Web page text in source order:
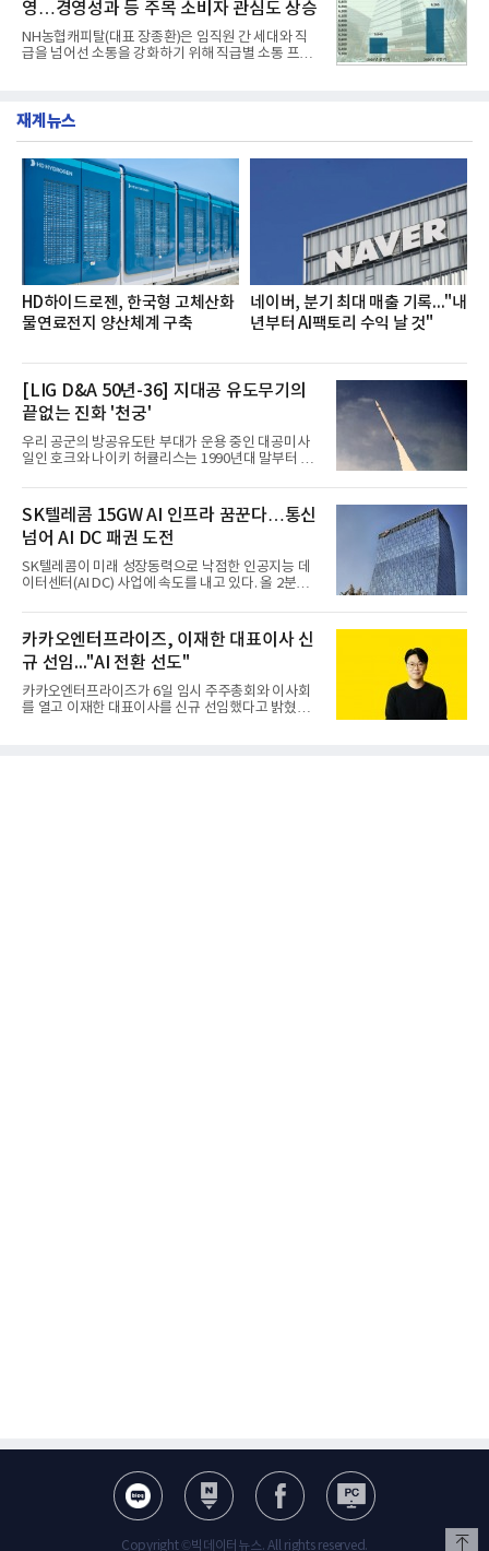
거두었다.이번 신제품은 개발진이 전국의 닭한마리
전문점을 직접 찾아 다니며 최적의 육수 비율을 완성
했다. 자극적이지 않으면서도 깊은 닭육수에 마늘의
개운한 풍미를 더했으며, 국물이 잘 배어들면서도 쫄
서도
영…경영성과 등 주목 소비자 관심도 상승
NH농협캐피탈(대표 장종환)은 임직원 간 세대와 직
급을 넘어선 소통을 강화하기 위해 직급별 소통 프로
영지원부 홍보팀과 2026년 새로이(e)＊가 공동 주관
쳐 진행됐다.참고로 새로이(e)는 NH농협캐피탈 MZ
세대들로(과장~계장) 구성된 자율 참여조직으로, 조
직문화 혁신과 업무 효율성 향상을 위한 다양한 활동
을 추진하며,새로운 변화와 이로운 영향력을 조직전
반에 전파하는 역할
재계뉴스
HD하이드로젠, 한국형 고체산화
물연료전지 양산체계 구축
네이버, 분기 최대 매출 기록..."내
년부터 AI팩토리 수익 날 것"
[LIG D&A 50년-36] 지대공 유도무기의
끝없는 진화 '천궁'
우리 공군의 방공유도탄 부대가 운용 중인 대공미사
일인 호크와 나이키 허큘리스는 1990년대 말부터 성
기존 미사일체계를 대체할 중고도 및 중거리 대공미
사일을 개발하기로 결정했다.처음 KM-SAM 사업으로
불린 이 사업의 명칭은 호크(Iron Hawk, 철매)를 대체
한다는 의미에서 ‘철매Ⅱ’ 로 정해졌다. 철매Ⅱ 개발
사업은 미사일체계 완성 후인 2011년 ‘천궁(天弓)’으
로 다시 장비명이 바뀌었다. 17개 업체와 관련 기관이
참여한 가운데 LIG 넥스원은 탐색 개발에서 체계개발
인 천궁
SK텔레콤 15GW AI 인프라 꿈꾼다…통신
넘어 AI DC 패권 도전
SK텔레콤이 미래 성장동력으로 낙점한 인공지능 데
이터센터(AI DC) 사업에 속도를 내고 있다. 올 2분기
는 2035년까지 총 15GW(기가와트) 규모의 AI DC를
구축하겠다는 대형 청사진을 제시하면서다. 이에 따
라 경쟁 구도 역시 이동통신사인 KT, LG유플러스를
넘어 네이버, 삼성SDS 등 IT 인프라 기업으로 확장되
고 있다.7일 SK텔레콤에 따르면 회사는 올해 2분기
연결 기준 매출 4조 3591억원, 영업이익 5660억원을
기록했다. 매출은 전년 동기 대비 0.5%, 영업이익은
카카오엔터프라이즈, 이재한 대표이사 신
규 선임..."AI 전환 선도"
카카오엔터프라이즈가 6일 임시 주주총회와 이사회
를 열고 이재한 대표이사를 신규 선임했다고 밝혔다.
Copyright ©빅데이터뉴스. All rights reserved.